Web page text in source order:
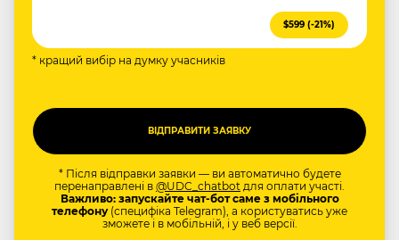
$599 (-21%)
* кращий вибір на думку учасників
* Після відправки заявки — ви автоматично будете
перенаправлені в @UDC_chatbot для оплати участі.
Важливо: запускайте чат-бот саме з мобільного
телефону(специфіка Telegram), а користуватись уже
зможете і в мобільній, і у веб версії.